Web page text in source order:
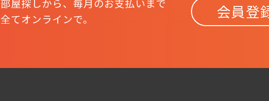
部屋探しから、毎月のお支払いまで
全てオンラインで。
会員登